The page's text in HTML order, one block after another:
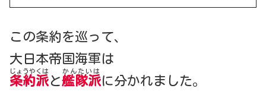
れました。ロンドン海軍軍縮条約１９３
この条約を巡って、
大日本帝国海軍は
条約派
じょうやくは
と艦隊派
かんたいは
に分かれました。